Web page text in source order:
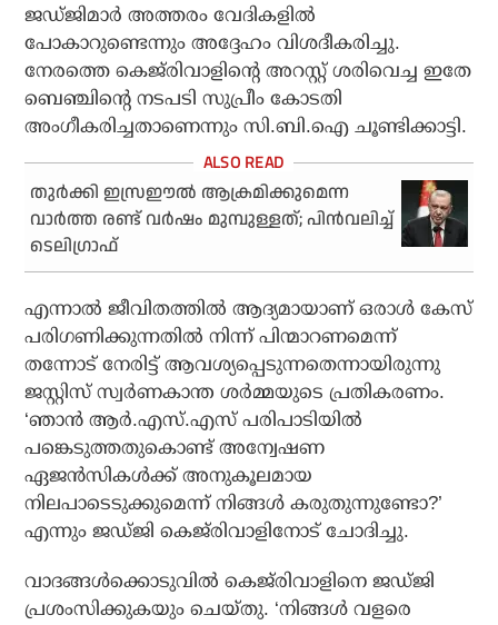
ജഡ്ജിമാര്‍ അത്തരം വേദികളില്‍
പോകാറുണ്ടെന്നും അദ്ദേഹം വിശദീകരിച്ചു.
നേരത്തെ കെജ്‌രിവാളിന്റെ അറസ്റ്റ് ശരിവെച്ച ഇതേ
ബെഞ്ചിന്റെ നടപടി സുപ്രീം കോടതി
അംഗീകരിച്ചതാണെന്നും സി.ബി.ഐ ചൂണ്ടിക്കാട്ടി.
തുര്‍ക്കി ഇസ്രഈല്‍ ആക്രമിക്കുമെന്ന
വാര്‍ത്ത രണ്ട് വര്‍ഷം മുമ്പുള്ളത്; പിന്‍വലിച്ച്
ടെലിഗ്രാഫ്
എന്നാല്‍ ജീവിതത്തില്‍ ആദ്യമായാണ് ഒരാള്‍ കേസ്
പരിഗണിക്കുന്നതില്‍ നിന്ന് പിന്മാറണമെന്ന്
തന്നോട് നേരിട്ട് ആവശ്യപ്പെടുന്നതെന്നായിരുന്നു
ജസ്റ്റിസ് സ്വര്‍ണകാന്ത ശര്‍മ്മയുടെ പ്രതികരണം.
‘ഞാന്‍ ആര്‍.എസ്.എസ് പരിപാടിയില്‍
പങ്കെടുത്തതുകൊണ്ട് അന്വേഷണ
ഏജന്‍സികള്‍ക്ക് അനുകൂലമായ
നിലപാടെടുക്കുമെന്ന് നിങ്ങള്‍ കരുതുന്നുണ്ടോ?’
എന്നും ജഡ്ജി കെജ്‌രിവാളിനോട് ചോദിച്ചു.
വാദങ്ങള്‍ക്കൊടുവില്‍ കെജ്‌രിവാളിനെ ജഡ്ജി
പ്രശംസിക്കുകയും ചെയ്തു. ‘നിങ്ങള്‍ വളരെ